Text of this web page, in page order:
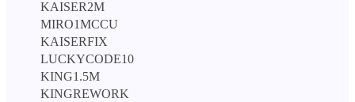
KAISER2M
MIRO1MCCU
KAISERFIX
LUCKYCODE10
KING1.5M
KINGREWORK